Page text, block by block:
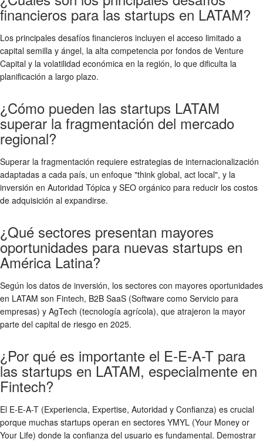
financieros para las startups en LATAM?
Los principales desafíos financieros incluyen el acceso limitado a
capital semilla y ángel, la alta competencia por fondos de Venture
Capital y la volatilidad económica en la región, lo que dificulta la
planificación a largo plazo.
¿Cómo pueden las startups LATAM
superar la fragmentación del mercado
regional?
Superar la fragmentación requiere estrategias de internacionalización
adaptadas a cada país, un enfoque "think global, act local", y la
inversión en Autoridad Tópica y SEO orgánico para reducir los costos
de adquisición al expandirse.
¿Qué sectores presentan mayores
oportunidades para nuevas startups en
América Latina?
Según los datos de inversión, los sectores con mayores oportunidades
en LATAM son Fintech, B2B SaaS (Software como Servicio para
empresas) y AgTech (tecnología agrícola), que atrajeron la mayor
parte del capital de riesgo en 2025.
¿Por qué es importante el E-E-A-T para
las startups en LATAM, especialmente en
Fintech?
El E-E-A-T (Experiencia, Expertise, Autoridad y Confianza) es crucial
porque muchas startups operan en sectores YMYL (Your Money or
Your Life) donde la confianza del usuario es fundamental. Demostrar